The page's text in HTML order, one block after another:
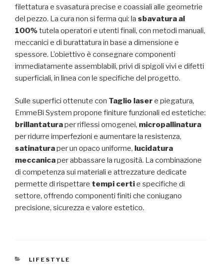
filettatura e svasatura precise e coassiali alle geometrie
del pezzo. La cura non si ferma qui: la sbavatura al
100% tutela operatori e utenti finali, con metodi manuali,
meccanici e di burattatura in base a dimensione e
spessore. L’obiettivo è consegnare componenti
immediatamente assemblabili, privi di spigoli vivi e difetti
superficiali, in linea con le specifiche del progetto.
Sulle superfici ottenute con Taglio lasere piegatura,
EmmeBi System propone finiture funzionali ed estetiche:
brillantaturaper riflessi omogenei, micropallinatura
per ridurre imperfezioni e aumentare la resistenza,
satinaturaper un opaco uniforme, lucidatura
meccanicaper abbassare la rugosità. La combinazione
di competenza sui materiali e attrezzature dedicate
permette di rispettare tempi certie specifiche di
settore, offrendo componenti finiti che coniugano
precisione, sicurezza e valore estetico.
CATEGORIE
LIFESTYLE